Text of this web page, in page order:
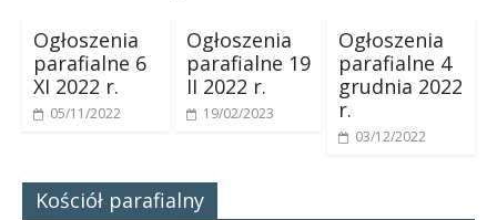
Ogłoszenia
parafialne 6
XI 2022 r.
05/11/2022
Ogłoszenia
parafialne 19
II 2022 r.
19/02/2023
Ogłoszenia
parafialne 4
grudnia 2022
r.
03/12/2022
Kościół parafialny